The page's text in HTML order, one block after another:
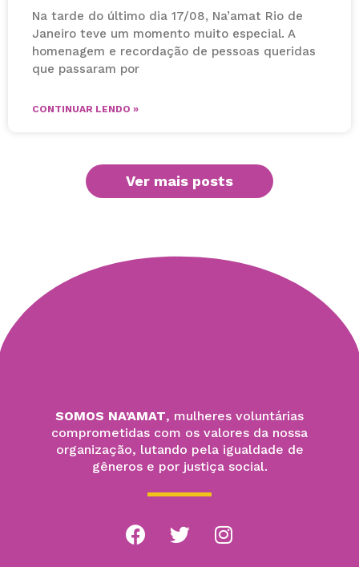
Na tarde do último dia 17/08, Na’amat Rio de
Janeiro teve um momento muito especial. A
homenagem e recordação de pessoas queridas
que passaram por
CONTINUAR LENDO »
Ver mais posts
SOMOS NA’AMAT, mulheres voluntárias
comprometidas com os valores da nossa
organização, lutando pela igualdade de
gêneros e por justiça social.